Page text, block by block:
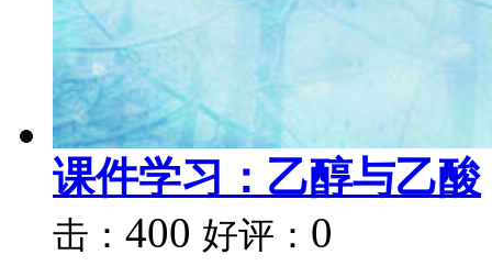
课件学习：乙醇与乙酸
击： 400 好评： 0